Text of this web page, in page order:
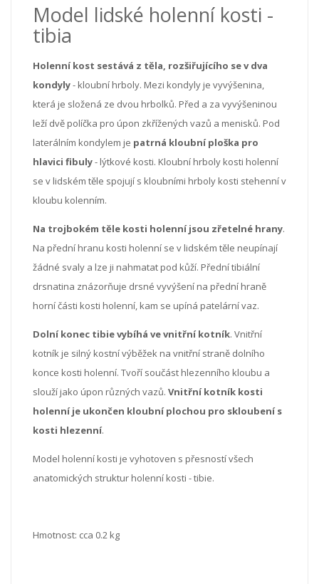
Model lidské holenní kosti -
tibia
Holenní kost sestává z těla, rozšiřujícího se v dva
kondyly- kloubní hrboly. Mezi kondyly je vyvýšenina,
která je složená ze dvou hrbolků. Před a za vyvýšeninou
leží dvě políčka pro úpon zkřížených vazů a menisků. Pod
laterálním kondylem je patrná kloubní ploška pro
hlavici fibuly- lýtkové kosti. Kloubní hrboly kosti holenní
se v lidském těle spojují s kloubními hrboly kosti stehenní v
kloubu kolenním.
Na trojbokém těle kosti holenní jsou zřetelné hrany.
Na přední hranu kosti holenní se v lidském těle neupínají
žádné svaly a lze ji nahmatat pod kůží. Přední tibiální
drsnatina znázorňuje drsné vyvýšení na přední hraně
horní části kosti holenní, kam se upíná patelární vaz.
Dolní konec tibie vybíhá ve vnitřní kotník. Vnitřní
kotník je silný kostní výběžek na vnitřní straně dolního
konce kosti holenní. Tvoří součást hlezenního kloubu a
slouží jako úpon různých vazů. Vnitřní kotník kosti
holenní je ukončen kloubní plochou pro skloubení s
kosti hlezenní.
Model holenní kosti je vyhotoven s přesností všech
anatomických struktur holenní kosti - tibie.
Hmotnost: cca 0.2 kg